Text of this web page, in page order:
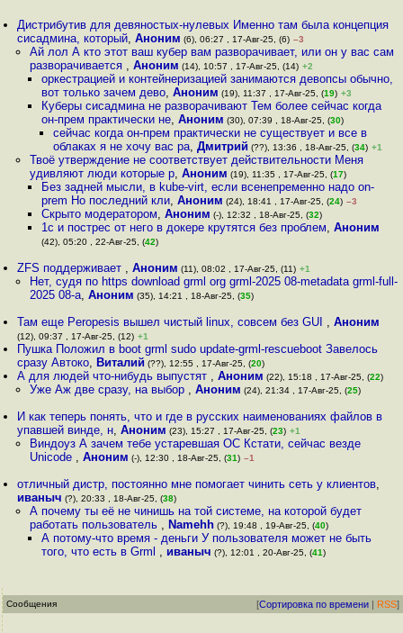
Дистрибутив для девяностых-нулевых Именно там была концепция
сисадмина, который,Аноним (6), 06:27 , 17-Авг-25, (6) –3
Ай лол А кто этот ваш кубер вам разворачивает, или он у вас сам
разворачивается , Аноним (14), 10:57 , 17-Авг-25, (14) +2
оркестрацией и контейнеризацией занимаются девопсы обычно,
вот только зачем дево, Аноним (19), 11:37 , 17-Авг-25, (19) +3
Куберы сисадмина не разворачивают Тем более сейчас когда
он-прем практически не, Аноним (30), 07:39 , 18-Авг-25, (30)
сейчас когда он-прем практически не существует и все в
облаках я не хочу вас ра,Дмитрий (??), 13:36 , 18-Авг-25, (34) +1
Твоё утверждение не соответствует действительности Меня
удивляют люди которые р, Аноним (19), 11:35 , 17-Авг-25, (17)
Без задней мысли, в kube-virt, если всенепременно надо on-
prem Но последний кли, Аноним (24), 18:41 , 17-Авг-25, (24) –3
Скрыто модератором, Аноним (-), 12:32 , 18-Авг-25, (32)
1с и пострес от него в докере крутятся без проблем, Аноним
(42), 05:20 , 22-Авг-25, (42)
ZFS поддерживает ,Аноним (11), 08:02 , 17-Авг-25, (11) +1
Нет, судя по https download grml org grml-2025 08-metadata grml-full-
2025 08-a, Аноним (35), 14:21 , 18-Авг-25, (35)
Там еще Peropesis вышел чистый linux, совсем без GUI ,Аноним
(12), 09:37 , 17-Авг-25, (12) +1
Пушка Положил в boot grml sudo update-grml-rescueboot Завелось
сразу Автоко, Виталий (??), 12:55 , 17-Авг-25, (20)
А для людей что-нибудь выпустят ,Аноним (22), 15:18 , 17-Авг-25, (22)
Уже Аж две сразу, на выбор , Аноним (24), 21:34 , 17-Авг-25, (25)
И как теперь понять, что и где в русских наименованиях файлов в
упавшей винде, н,Аноним (23), 15:27 , 17-Авг-25, (23) +1
Виндоуз А зачем тебе устаревшая ОС Кстати, сейчас везде
Unicode , Аноним (-), 12:30 , 18-Авг-25, (31) –1
отличный дистр, постоянно мне помогает чинить сеть у клиентов,
иваныч (?), 20:33 , 18-Авг-25, (38)
А почему ты её не чинишь на той системе, на которой будет
работать пользователь , Namehh(?), 19:48 , 19-Авг-25, (40)
А потому-что время - деньги У пользователя может не быть
того, что есть в Grml , иваныч (?), 12:01 , 20-Авг-25, (41)
Сообщения [Сортировка по времени | RSS]